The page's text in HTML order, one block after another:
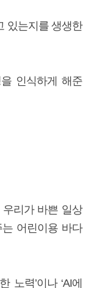
있는지를 생생한
인식하게 해준
우리가 바쁜 일상
어린이용 바다
노력’이나 ‘AI에